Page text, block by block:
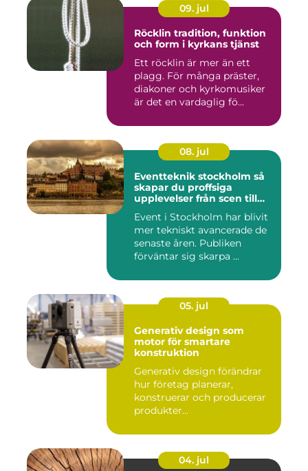
09. jul
Röcklin tradition, funktion
och form i kyrkans tjänst
Ett röcklin är mer än ett
plagg. För många präster,
diakoner och kyrkomusiker
är det en vardaglig fö...
08. jul
Eventteknik stockholm så
skapar du proffsiga
upplevelser från scen till
Event i Stockholm har blivit
mer tekniskt avancerade de
senaste åren. Publiken
förväntar sig skarpa ...
05. jul
Generativ design som
motor för smartare
konstruktion
Generativ design förändrar
hur företag planerar,
konstruerar och producerar
produkter...
04. jul